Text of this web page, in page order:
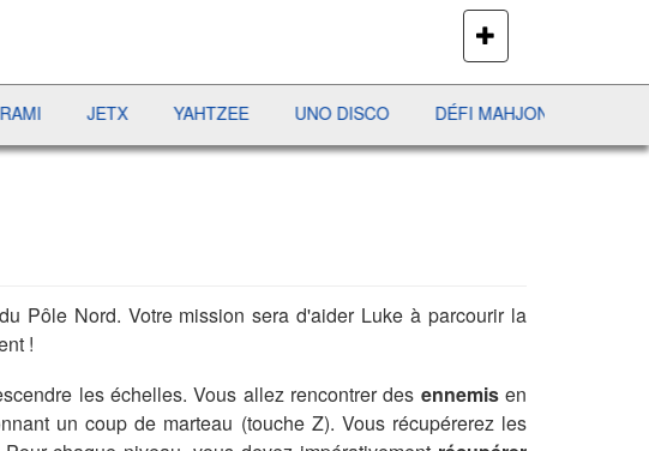
PLUS
DE
JEUX
JETX YAHTZEE UNO DISCO DÉFI MAHJONG RÉCRÉ À
Pôle Nord. Votre mission sera d'aider Luke à parcourir la
!
les échelles. Vous allez rencontrer des ennemisen
un coup de marteau (touche Z). Vous récupérerez les